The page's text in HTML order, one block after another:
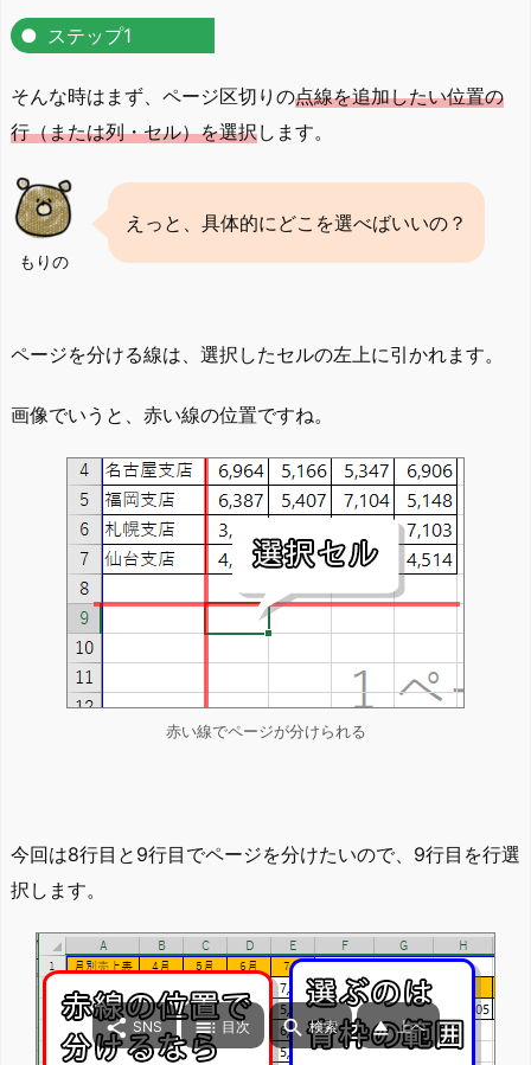
ステップ1
そんな時はまず、ページ区切りの点線を追加したい位置の
行（または列・セル）を選択します。
もりの
えっと、具体的にどこを選べばいいの？
ページを分ける線は、選択したセルの左上に引かれます。
画像でいうと、赤い線の位置ですね。
赤い線でページが分けられる
今回は8行目と9行目でページを分けたいので、9行目を行選
択します。
 SNS  目次  検索  上へ